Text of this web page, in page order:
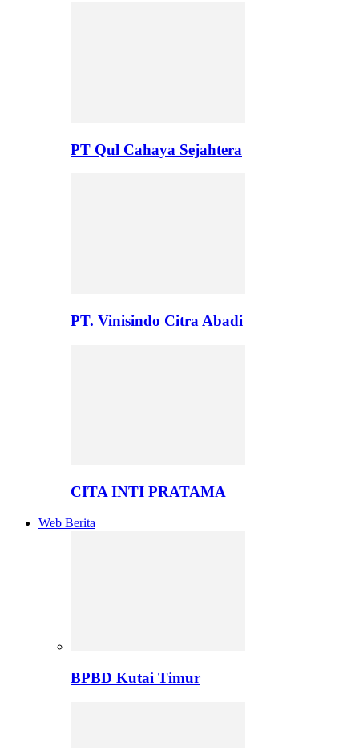
PT Qul Cahaya Sejahtera
PT. Vinisindo Citra Abadi
CITA INTI PRATAMA
Web Berita
BPBD Kutai Timur